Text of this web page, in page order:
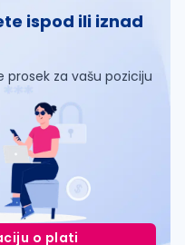
ispod ili iznad
za vašu poziciju
o plati